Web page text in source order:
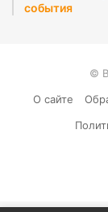
события
©
О сайте